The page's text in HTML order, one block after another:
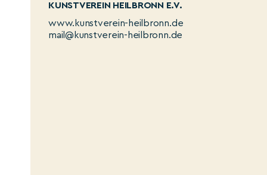
KUNSTVEREIN HEILBRONN E.V.
www.kunstverein-heilbronn.de
mail@kunstverein-heilbronn.de